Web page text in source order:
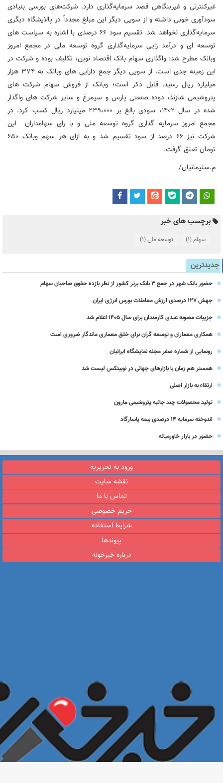
غیرکنترلی و غیربنگاهی قصد سرمایه‌گذاری دارد. شرکت‌های بورسی بنیادی
سودآوری خوبی داشته و از سویی دیگر این مبلغ مجدداً در پالایشگاه دیگری
سرمایه‌گذاری نخواهد شد. تقسیم سود 66 درصدی با اشاره به سیاست های
توسعه ای و درآمد زایی سرمایه‌گذاری گروه توسعه ملی در مجمع امروز
وبانک مطرح شد: واگذاری سهام بانک اقتصاد نوین، تکلیف بوده و شرکت در
این زمینه جدی است. از سویی دیگر جمع دارایی های وبانک به ۳۷۴ هزار
میلیارد ریال رسید. قابل ذکر است؛ وبانک از فروش سهام شرکت های
پتروشیمی شازنذ، دوده صنعتی پارس و سیمرغ و سایر شرکت های واگذار
شده در سال ١۴٠٢، سودی بالغ بر ٢٣٩،٠٠٠ میلیارد ریال کسب کرد. در
مجمع امروز سرمایه گذاری گروه توسعه ملی و با رای سهامداران این
شرکت نیز 66 درصد از سود تقسیم شد و به ازای هر سهم وبانک 650
تومان تعلق گرفت.
م.سلیمانیان/
برچسب های خبر
سهام(1) توسعه ملی(1)
جدیدترین
حضور بانک شهر در جمع ۳ بانک برتر کشور از نظر بازده حقوق صاحبان سهام
جهش ۱۲۷ درصدی ارزش معاملات بورس انرژی ایران
جزییات مصوبه عیدی کارمندان برای سال 1405 اعلام شد
همکاری معماران و توسعه گران برای خلق معماری ماندگار ضروری است
رونمایی از شماره صفر مجله نمایشگاه ایرانیان
همستر هم زمان با بازارهای جهانی در نوبیتکس لیست شد
ارتقاء به بازار اصلی
تولید محصولات چند جانبه پتروشیمی مارون
اندوخته سرمایه 14 درصدی بیمه پاسارگاد
حضور در بازار خاورمیانه
ورود به تحریریه
نقشه سایت
تماس با ما
حریم خصوصی
شرایط استفاده
پیوندها
درباره خبرخونه